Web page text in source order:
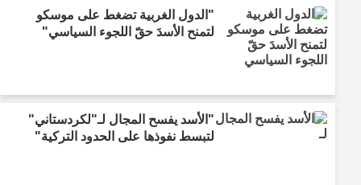
"الدول الغربية تضغط على موسكو
لتمنح الأسدَ حقّ اللجوء السياسي"
"الأسد يفسح المجال لـ"لكردستاني"
لتبسط نفوذها على الحدود التركية"